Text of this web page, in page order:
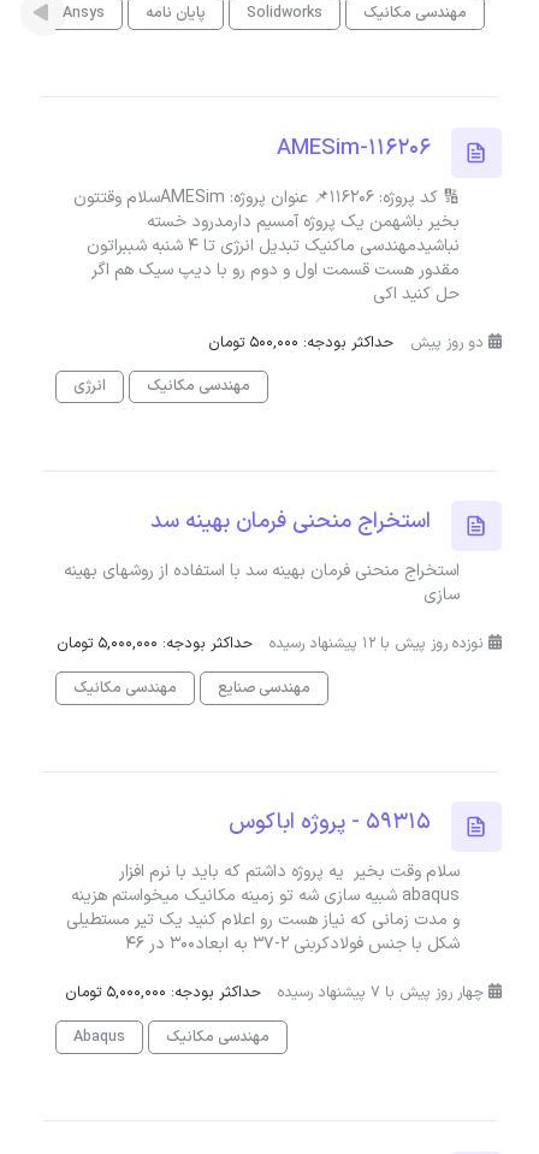
مهندسی مکانیک
Solidworks پایان نامه Ansys
AMESim-116206
🔢 کد پروژه: 116206📌 عنوان پروژه: AMESimسلام وقتتون
بخیر باشهمن یک پروژه آمسیم دارمدرود خسته
نباشیدمهندسی ماکنیک تبدیل انرژی تا ۴ شنبه شببراتون
مقدور هست قسمت اول و دوم رو با دیپ سیک هم اگر
حل کنید اکی
دو روز پیش
حداکثر بودجه: 500,000 تومان
مهندسی مکانیک
انرژی
استخراج منحنی فرمان بهینه سد
استخراج منحنی فرمان بهینه سد با استفاده از روشهای بهینه
سازی
نوزده روز پیش با 12 پیشنهاد رسیده
حداکثر بودجه: 5,000,000 تومان
مهندسی صنایع
مهندسی مکانیک
59315 - پروژه اباکوس
سلام وقت بخیر یه پروژه داشتم که باید با نرم افزار
abaqus شبیه سازی شه تو زمینه مکانیک میخواستم هزینه
و مدت زمانی که نیاز هست رو اعلام کنید یک تیر مستطیلی
شکل با جنس فولادکربنی ۲-۳۷ به ابعاد300 در 46
چهار روز پیش با 7 پیشنهاد رسیده
حداکثر بودجه: 5,000,000 تومان
مهندسی مکانیک
Abaqus